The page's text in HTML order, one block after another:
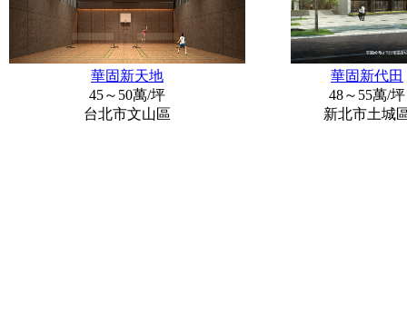
華固新天地
45～50萬/坪
台北市文山區
華固新代田
48～55萬/坪
新北市土城